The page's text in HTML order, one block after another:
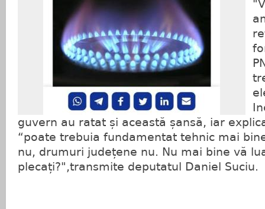
guvern au ratat și această șansă, iar
“poate trebuia fundamentat tehnic mai
nu, drumuri județene nu. Nu mai bine vă
plecați?",transmite deputatul Daniel Suciu.